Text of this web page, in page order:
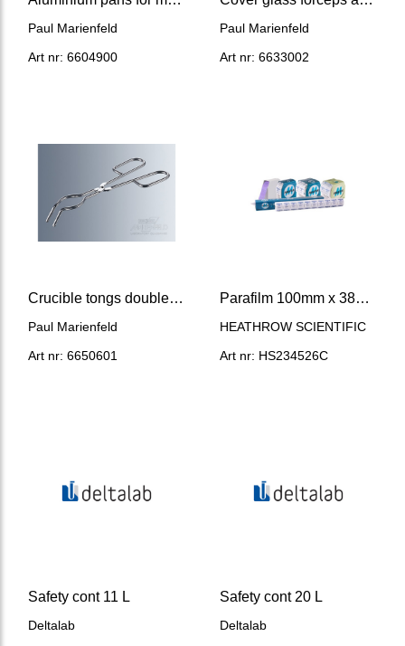
Paul Marienfeld
Art nr: 6604900
Paul Marienfeld
Art nr: 6633002
Crucible tongs double bent 200 mm
Paul Marienfeld
Art nr: 6650601
Parafilm 100mm x 38m, Natural
HEATHROW SCIENTIFIC
Art nr: HS234526C
Safety cont 11 L
Deltalab
Safety cont 20 L
Deltalab